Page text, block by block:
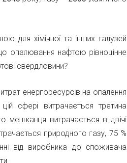
для хімічної та інших галузей
опалювання нафтою рівноцінне
свердловини?
енергоресурсів на опалення
сфері витрачається третина
мешканця витрачається в двічі
природного газу, 75 %
від виробника до споживача